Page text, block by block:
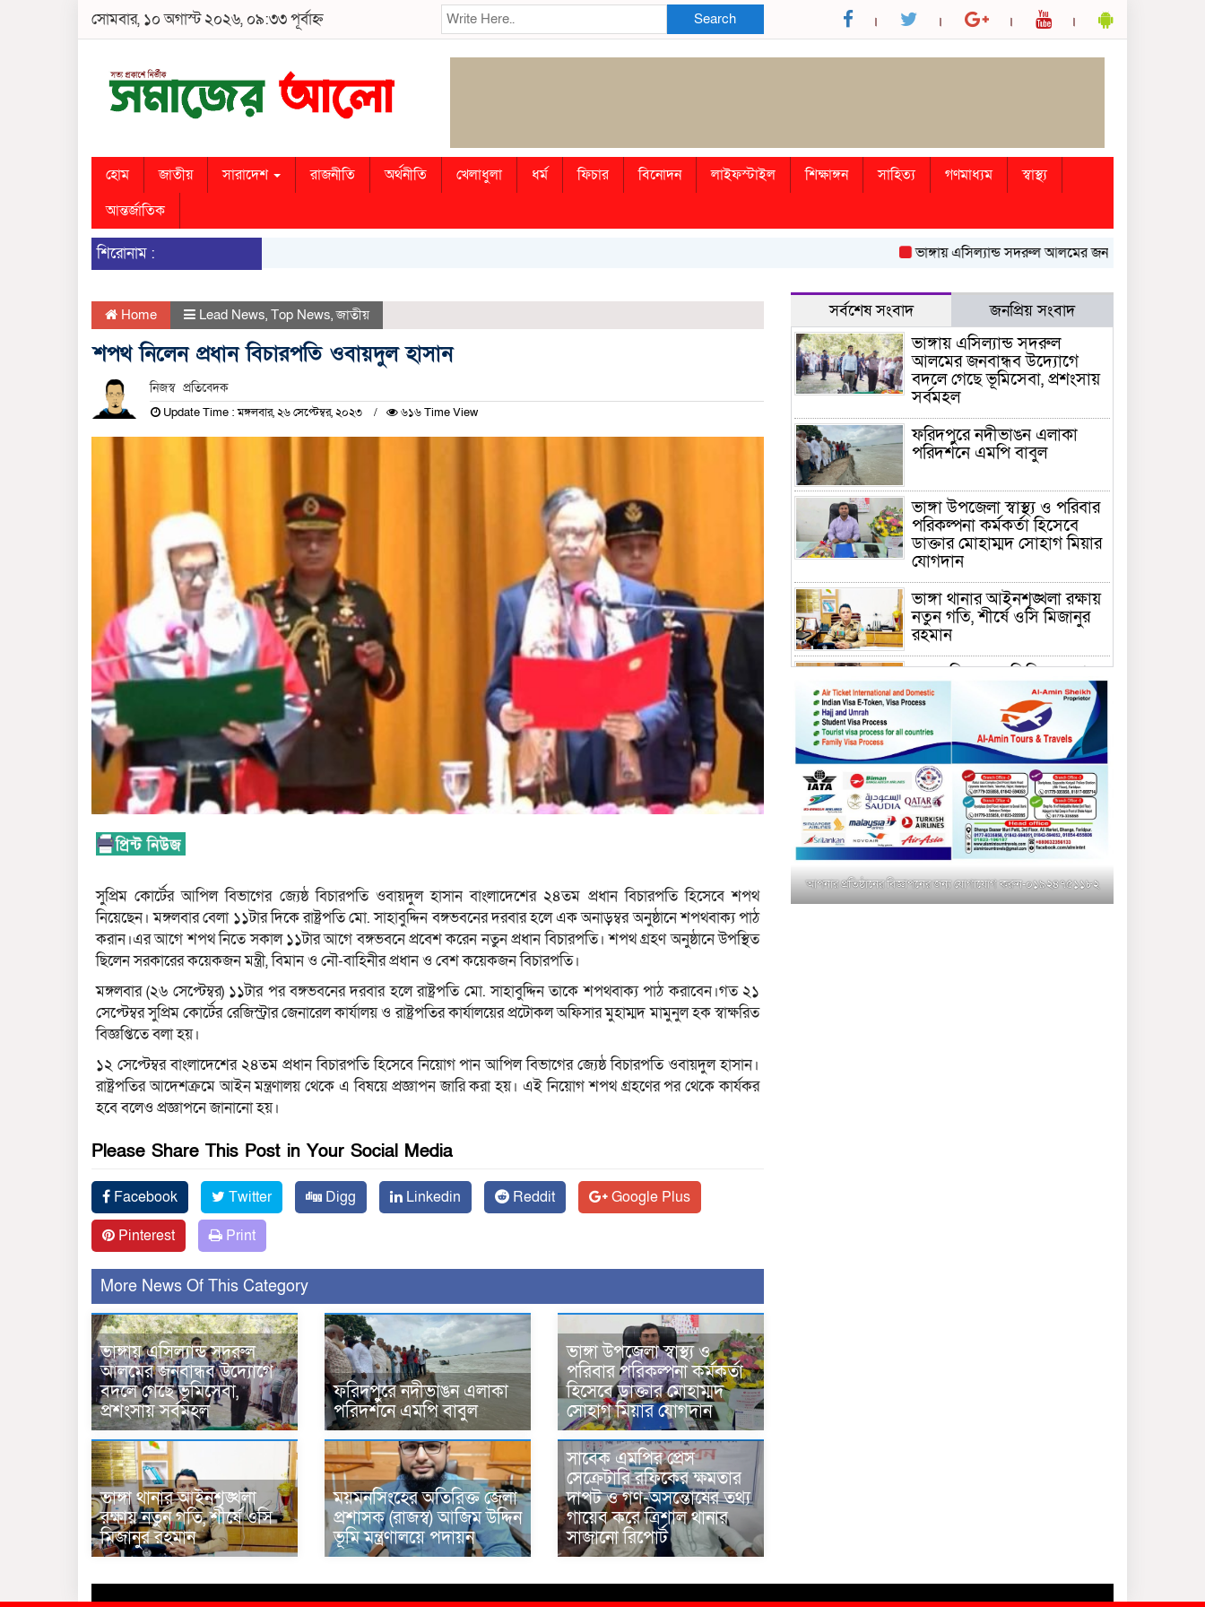
সোমবার, ১০ অগাস্ট ২০২৬, ০৯:৩৩ পূর্বাহ্ন Search
হোম জাতীয় সারাদেশ রাজনীতি অর্থনীতি খেলাধুলা ধর্ম ফিচার বিনোদন লাইফস্টাইল শিক্ষাঙ্গন সাহিত্য গণমাধ্যম
স্বাস্থ্য
আন্তর্জাতিক
শিরোনাম : ভাঙ্গায় এসিল্যান্ড সদরুল আলমের জনবান্ধব উদ্যোগে বদলে
Home Lead News, Top News,জাতীয়
শপথ নিলেন প্রধান বিচারপতি ওবায়দুল হাসান
নিজস্ব প্রতিবেদক
Update Time : মঙ্গলবার, ২৬ সেপ্টেম্বর, ২০২৩ ৬১৬ Time View
সুপ্রিম কোর্টের আপিল বিভাগের জ্যেষ্ঠ বিচারপতি ওবায়দুল হাসান বাংলাদেশের ২৪তম প্রধান বিচারপতি হিসেবে শপথ
নিয়েছেন। মঙ্গলবার বেলা ১১টার দিকে রাষ্ট্রপতি মো. সাহাবুদ্দিন বঙ্গভবনের দরবার হলে এক অনাড়ম্বর অনুষ্ঠানে শপথবাক্য পাঠ
করান।এর আগে শপথ নিতে সকাল ১১টার আগে বঙ্গভবনে প্রবেশ করেন নতুন প্রধান বিচারপতি। শপথ গ্রহণ অনুষ্ঠানে উপস্থিত
ছিলেন সরকারের কয়েকজন মন্ত্রী, বিমান ও নৌ-বাহিনীর প্রধান ও বেশ কয়েকজন বিচারপতি।
মঙ্গলবার (২৬ সেপ্টেম্বর) ১১টার পর বঙ্গভবনের দরবার হলে রাষ্ট্রপতি মো. সাহাবুদ্দিন তাকে শপথবাক্য পাঠ করাবেন।গত ২১
সেপ্টেম্বর সুপ্রিম কোর্টের রেজিস্ট্রার জেনারেল কার্যালয় ও রাষ্ট্রপতির কার্যালয়ের প্রটোকল অফিসার মুহাম্মদ মামুনুল হক স্বাক্ষরিত
বিজ্ঞপ্তিতে বলা হয়।
১২ সেপ্টেম্বর বাংলাদেশের ২৪তম প্রধান বিচারপতি হিসেবে নিয়োগ পান আপিল বিভাগের জ্যেষ্ঠ বিচারপতি ওবায়দুল হাসান।
রাষ্ট্রপতির আদেশক্রমে আইন মন্ত্রণালয় থেকে এ বিষয়ে প্রজ্ঞাপন জারি করা হয়। এই নিয়োগ শপথ গ্রহণের পর থেকে কার্যকর
হবে বলেও প্রজ্ঞাপনে জানানো হয়।
Please Share This Post in Your Social Media
Facebook Twitter Digg Linkedin Reddit
Google Plus
Pinterest
Print
More News Of This Category
ভাঙ্গায় এসিল্যান্ড সদরুল
আলমের জনবান্ধব উদ্যোগে
বদলে গেছে ভূমিসেবা,
প্রশংসায় সর্বমহল
ফরিদপুরে নদীভাঙন এলাকা
পরিদর্শনে এমপি বাবুল
ভাঙ্গা উপজেলা স্বাস্থ্য ও
পরিবার পরিকল্পনা কর্মকর্তা
হিসেবে ডাক্তার মোহাম্মদ
সোহাগ মিয়ার যোগদান
ভাঙ্গা থানার আইনশৃঙ্খলা
রক্ষায় নতুন গতি, শীর্ষে ওসি
মিজানুর রহমান
ময়মনসিংহের অতিরিক্ত জেলা
প্রশাসক (রাজস্ব) আজিম উদ্দিন
ভূমি মন্ত্রণালয়ে পদায়ন
সাবেক এমপির প্রেস
সেক্রেটারি রফিকের ক্ষমতার
দাপট ও গণ-অসন্তোষের তথ্য
গায়েব করে ত্রিশাল থানার
সাজানো রিপোর্ট
সর্বশেষ সংবাদ জনপ্রিয় সংবাদ
ভাঙ্গায় এসিল্যান্ড সদরুল
আলমের জনবান্ধব উদ্যোগে
বদলে গেছে ভূমিসেবা, প্রশংসায়
সর্বমহল
ফরিদপুরে নদীভাঙন এলাকা
পরিদর্শনে এমপি বাবুল
ভাঙ্গা উপজেলা স্বাস্থ্য ও পরিবার
পরিকল্পনা কর্মকর্তা হিসেবে
ডাক্তার মোহাম্মদ সোহাগ মিয়ার
যোগদান
ভাঙ্গা থানার আইনশৃঙ্খলা রক্ষায়
নতুন গতি, শীর্ষে ওসি মিজানুর
রহমান
ময়মনসিংহের অতিরিক্ত জেলা
প্রশাসক (রাজস্ব) আজিম উদ্দিন
ভূমি মন্ত্রণালয়ে পদায়ন
সাবেক এমপির প্রেস সেক্রেটারি
রফিকের ক্ষমতার দাপট ও গণ-
অসন্তোষের তথ্য গায়েব করে
ত্রিশাল থানার সাজানো রিপোর্ট
মুক্তাগাছায় জুলাই শহীদ
সামিদের কবর জিয়ারত ও পৌর
কমিটির কার্যক্রম শুরু
শহিদুল ইসলাম বাবুলের হাত
আপনার প্রতিষ্ঠানের বিজ্ঞাপনের জন্য যোগাযোগ করুন-০১৯২৪৭৫১১৮২